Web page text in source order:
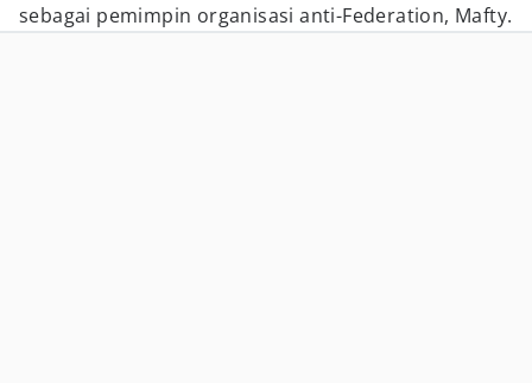
sebagai pemimpin organisasi anti-Federation, Mafty.